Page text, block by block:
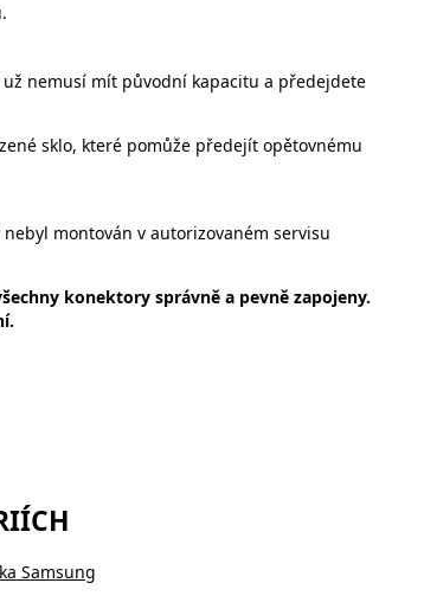
nemusí mít původní kapacitu a předejdete
sklo, které pomůže předejít opětovnému
montován v autorizovaném servisu
konektory správně a pevně zapojeny.
Samsung